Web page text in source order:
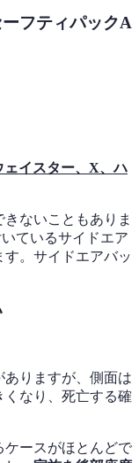
フティパックA
ェイスター、X、ハ
ないこともありま
ているサイドエア
。サイドエアバッ
りますが、側面は
なり、死亡する確
ケースがほとんどで